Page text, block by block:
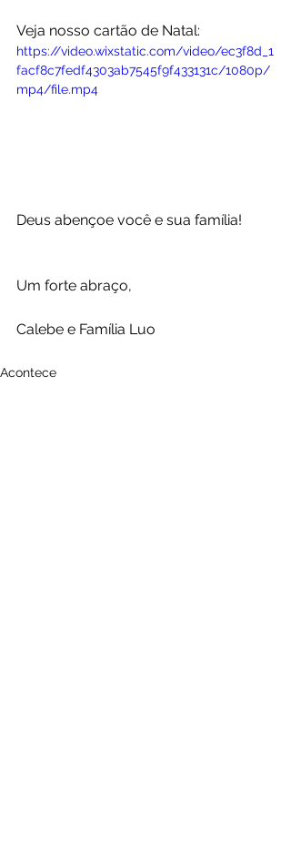
Veja nosso cartão de Natal:
https://video.wixstatic.com/video/ec3f8d_1
facf8c7fedf4303ab7545f9f433131c/1080p/
mp4/file.mp4
Deus abençoe você e sua família!
Um forte abraço,
Calebe e Família Luo
Acontece